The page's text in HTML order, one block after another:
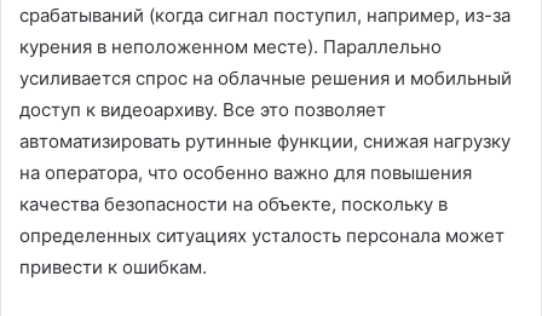
срабатываний (когда сигнал поступил, например, из-за
курения в неположенном месте). Параллельно
усиливается спрос на облачные решения и мобильный
доступ к видеоархиву. Все это позволяет
автоматизировать рутинные функции, снижая нагрузку
на оператора, что особенно важно для повышения
качества безопасности на объекте, поскольку в
определенных ситуациях усталость персонала может
привести к ошибкам.